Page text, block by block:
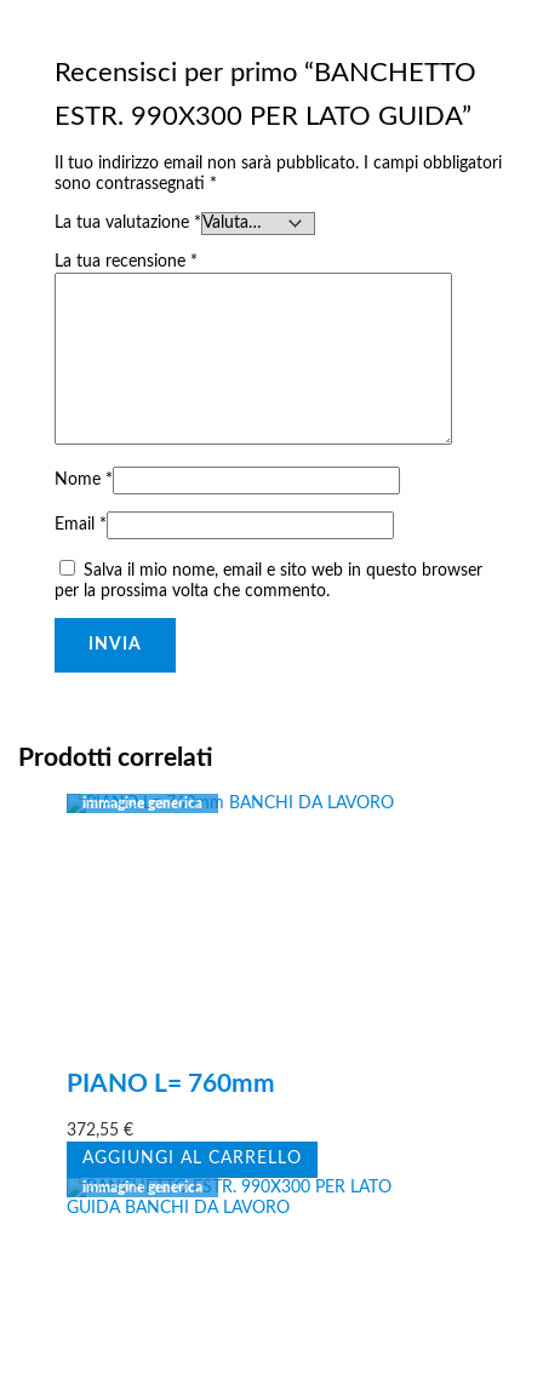
Recensisci per primo “BANCHETTO
ESTR. 990X300 PER LATO GUIDA”
Il tuo indirizzo email non sarà pubblicato.
I campi obbligatori
sono contrassegnati *
La tua valutazione *
La tua recensione *
Nome *
Email *
Salva il mio nome, email e sito web in questo browser
per la prossima volta che commento.
Prodotti correlati
PIANO L= 760mm
372,55€
AGGIUNGI AL CARRELLO